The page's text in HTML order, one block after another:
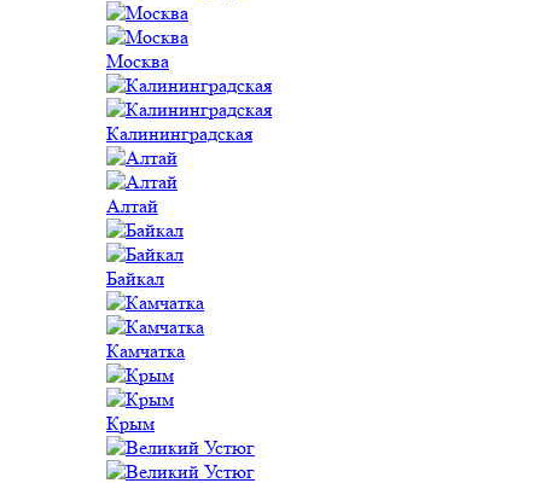
Москва
Калининградская
Алтай
Байкал
Камчатка
Крым